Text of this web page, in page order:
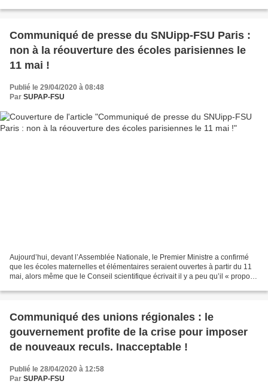
Communiqué de presse du SNUipp-FSU Paris :
non à la réouverture des écoles parisiennes le
11 mai !
Publié le 29/04/2020 à 08:48
Par SUPAP-FSU
Aujourd’hui, devant l’Assemblée Nationale, le Premier Ministre a confirmé
que les écoles maternelles et élémentaires seraient ouvertes à partir du 11
mai, alors même que le Conseil scientifique écrivait il y a peu qu’il « propose
Communiqué des unions régionales : le
gouvernement profite de la crise pour imposer
de nouveaux reculs. Inacceptable !
Publié le 28/04/2020 à 12:58
Par SUPAP-FSU